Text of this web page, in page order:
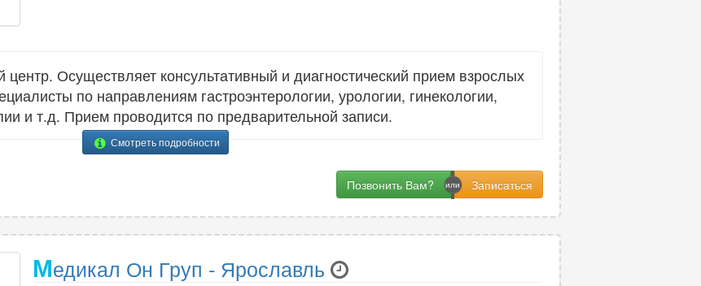
Осуществляет консультативный и диагностический прием взрослых
по направлениям гастроэнтерологии, урологии, гинекологии,
и т.д. Прием проводится по предварительной записи.
Смотреть подробности
Позвонить Вам?
Медикал Он Груп - Ярославль